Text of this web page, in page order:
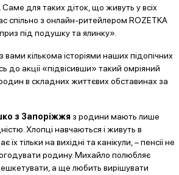
для таких діток, що живуть у всіх
спільно з онлайн-ритейлером ROZETKA
під подушку та ялинку».
вами кількома історіями наших підопічних
до акції «підвісивши» такий омріяний
в складних життєвих обставинах за
з Запоріжжя з родини мають лише
Хлопці навчаються і живуть в
їх тільки на вихідні та канікули, – пенсії не
родину. Михайло полюбляє
а ще любить вирішувати